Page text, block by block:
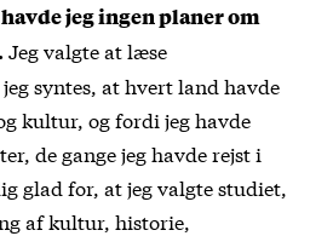
jeg ingen planer om
Jeg valgte at læse
syntes, at hvert land havde
kultur, og fordi jeg havde
de gange jeg havde rejst i
glad for, at jeg valgte studiet,
af kultur, historie,